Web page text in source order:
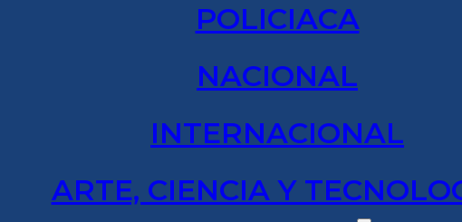
POLICIACA
NACIONAL
INTERNACIONAL
ARTE, CIENCIA Y